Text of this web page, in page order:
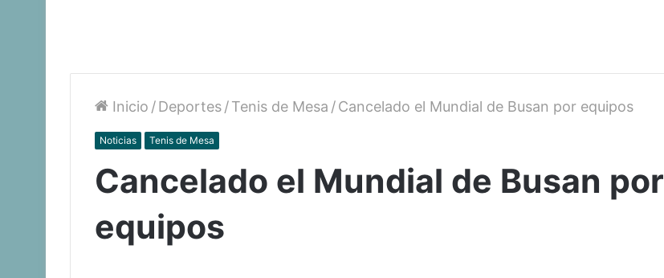
Inicio /Deportes/Tenis de Mesa /Cancelado el Mundial de Busan por equipos
Noticias Tenis de Mesa
Cancelado el Mundial de Busan por
equipos